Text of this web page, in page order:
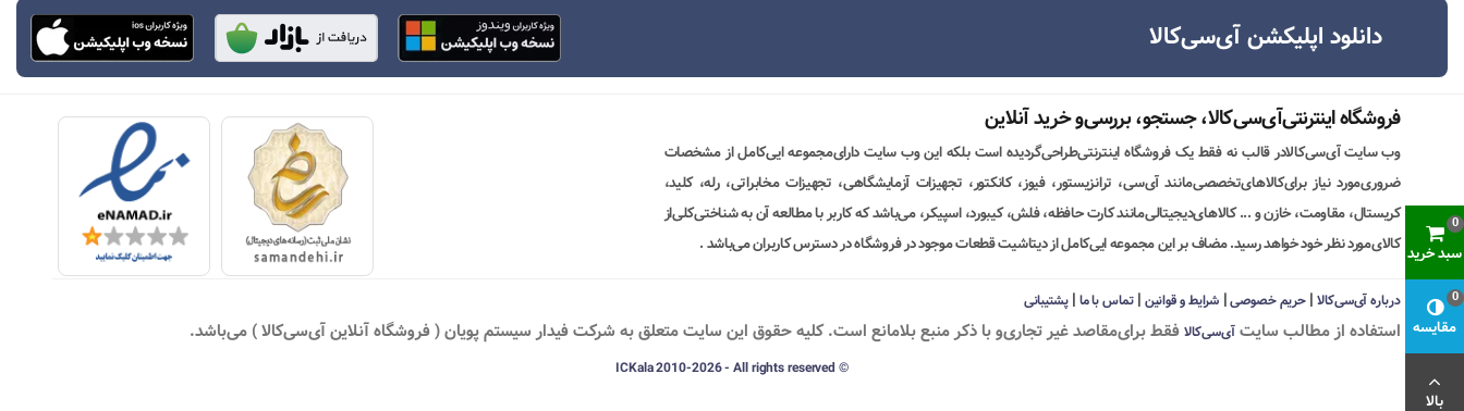
دانلود اپلیکشن آی‌سی‌کالا
فروشگاه اینترنتی‌آی‌سی‌کالا، جستجو، بررسی‌و خرید آنلاین
وب سایت آی‌سی‌کالادر قالب نه فقط یک فروشگاه اینترنتی‌طراحی‌گردیده است بلکه این وب سایت دارای‌مجموعه ایی‌کامل از مشخصات
ضروری‌مورد نیاز برای‌کالاهای‌تخصصی‌مانند آی‌سی، ترانزیستور، فیوز، کانکتور، تجهیزات آزمایشگاهی، تجهیزات مخابراتی، رله، کلید،
کریستال، مقاومت، خازن و ... کالاهای‌دیجیتالی‌مانند کارت حافظه، فلش، کیبورد، اسپیکر، می‌باشد که کاربر با مطالعه آن به شناختی‌کلی‌از
کالای‌مورد نظر خود خواهد رسید. مضاف بر این مجموعه ایی‌کامل از دیتاشیت قطعات موجود در فروشگاه در دسترس کاربران می‌باشد .
درباره آی‌سی‌کالا| حریم خصوصی| شرایط و قوانین |تماس با ما |پشتیبانی
استفاده از مطالب سايتآی‌سی‌کالافقط برای‌مقاصد غیر تجاری‌و با ذکر منبع بلامانع است. کليه حقوق اين سايت متعلق به شرکت فیدار سیستم پویان ( فروشگاه آنلاین آی‌سی‌کالا ) می‌باشد.
© ICKala 2010-2026 - All rights reserved
سبد خرید
0
مقایسه
0
بالا